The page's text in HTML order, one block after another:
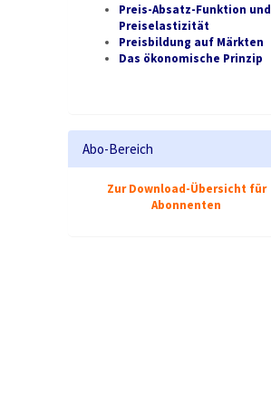
Preis-Absatz-Funktion und
Preiselastizität
Preisbildung auf Märkten
Das ökonomische Prinzip
Abo-Bereich
Zur Download-Übersicht für
Abonnenten